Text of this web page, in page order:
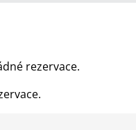
rezervace.